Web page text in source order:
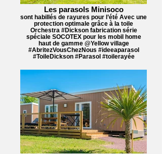
Les parasols Minisoco
sont habillés de rayures pour l’été Avec une
protection optimale grâce à la toile
Orchestra #Dickson fabrication série
spéciale SOCOTEX pour les mobil home
haut de gamme @Yellow village
#AbritezVousChezNous #ideeaparasol
#ToileDickson #Parasol #toilerayée